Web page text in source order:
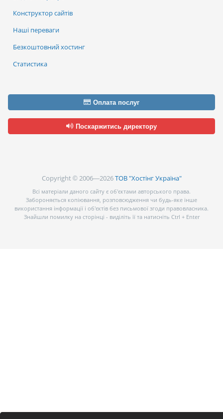
Конструктор сайтів
Наші переваги
Безкоштовний хостинг
Статистика
Оплата послуг
Поскаржитись директору
Copyright © 2006—2026ТОВ "Хостінг Україна"
Всі матеріали даного сайту є об’єктами авторського права.
Забороняється копіювання, розповсюдження чи будь-яке інше
використання інформації і об’єктів без письмової згоди правовласника.
Знайшли помилку на сторінці - виділіть її та натисніть Ctrl + Enter